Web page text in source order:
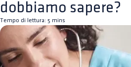
dobbiamo sapere?
Tempo di lettura: 5 mins